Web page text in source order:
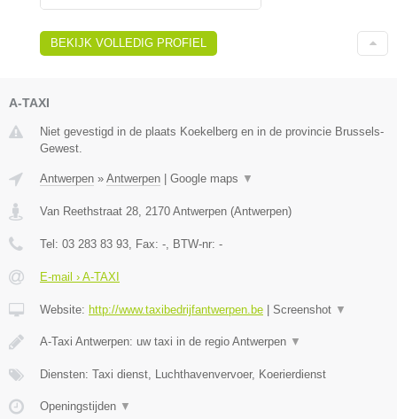
BEKIJK VOLLEDIG PROFIEL
A-TAXI
Niet gevestigd in de plaats Koekelberg en in de provincie Brussels-
Gewest.
Antwerpen » Antwerpen Google maps ▼
Van Reethstraat 28, 2170 Antwerpen (Antwerpen)
Tel: 03 283 83 93, Fax: -, BTW-nr: -
E-mail › A-TAXI
Website: http://www.taxibedrijfantwerpen.be Screenshot ▼
A-Taxi Antwerpen: uw taxi in de regio Antwerpen ▼
Diensten: Taxi dienst, Luchthavenvervoer, Koerierdienst
Openingstijden ▼